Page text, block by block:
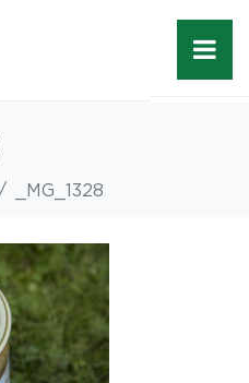
_MG_1328